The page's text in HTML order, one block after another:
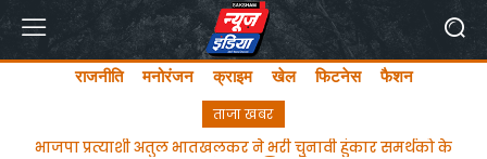
राजनीति मनोरंजन क्राइम खेल फिटनेस फैशन
ताजा खबर
ghgfhfghfghgfhgfhf